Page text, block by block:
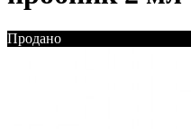
Продано